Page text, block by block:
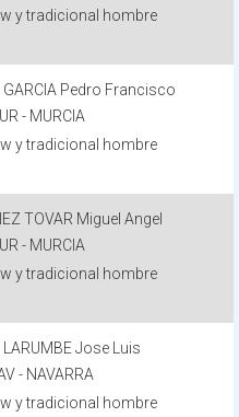
y tradicional hombre
GARCIA Pedro Francisco
- MURCIA
y tradicional hombre
TOVAR Miguel Angel
- MURCIA
y tradicional hombre
LARUMBE Jose Luis
- NAVARRA
y tradicional hombre